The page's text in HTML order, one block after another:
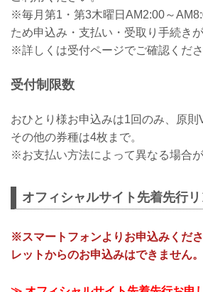
※毎月第1・第3木曜日AM2:00～
ため申込み・支払い・受取り手続きが
※詳しくは受付ページでご確認くださ
受付制限数
おひとり様お申込みは1回のみ、原則
その他の券種は4枚まで。
※お支払い方法によって異なる場合が
オフィシャルサイト先着先行リ
※スマートフォンよりお申込みくだ
レットからのお申込みはできません。